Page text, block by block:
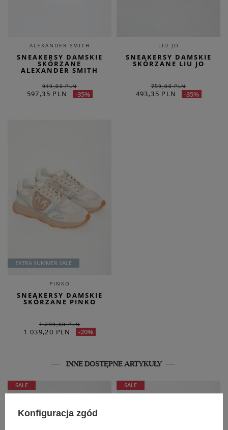
ALEXANDER SMITH
SNEAKERSY DAMSKIE
SKÓRZANE
ALEXANDER SMITH
919,00 PLN
597,35 PLN -35%
LIU JO
SNEAKERSY DAMSKIE
SKÓRZANE LIU JO
759,00 PLN
493,35 PLN -35%
EXTRA SUMMER SALE
PINKO
SNEAKERSY DAMSKIE
SKÓRZANE PINKO
1 299,00 PLN
1 039,20 PLN -20%
INNE DOSTĘPNE ARTYKUŁY
SALE SALE
Konfiguracja zgód